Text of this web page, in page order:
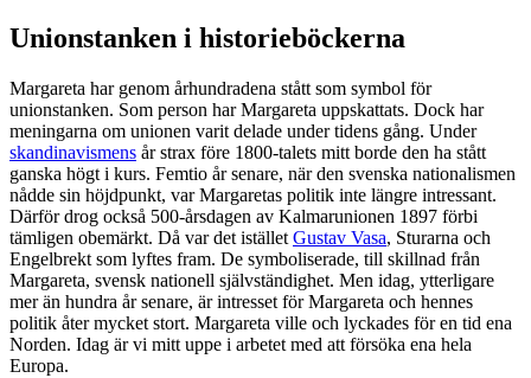
Unionstanken i historieböckerna
Margareta har genom århundradena stått som symbol för
unionstanken. Som person har Margareta uppskattats. Dock har
meningarna om unionen varit delade under tidens gång. Under
skandinavismens år strax före 1800-talets mitt borde den ha stått
ganska högt i kurs. Femtio år senare, när den svenska nationalismen
nådde sin höjdpunkt, var Margaretas politik inte längre intressant.
Därför drog också 500-årsdagen av Kalmarunionen 1897 förbi
tämligen obemärkt. Då var det istället Gustav Vasa, Sturarna och
Engelbrekt som lyftes fram. De symboliserade, till skillnad från
Margareta, svensk nationell självständighet. Men idag, ytterligare
mer än hundra år senare, är intresset för Margareta och hennes
politik åter mycket stort. Margareta ville och lyckades för en tid ena
Norden. Idag är vi mitt uppe i arbetet med att försöka ena hela
Europa.